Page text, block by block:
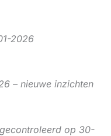
2026
– nieuwe inzichten
op 30-